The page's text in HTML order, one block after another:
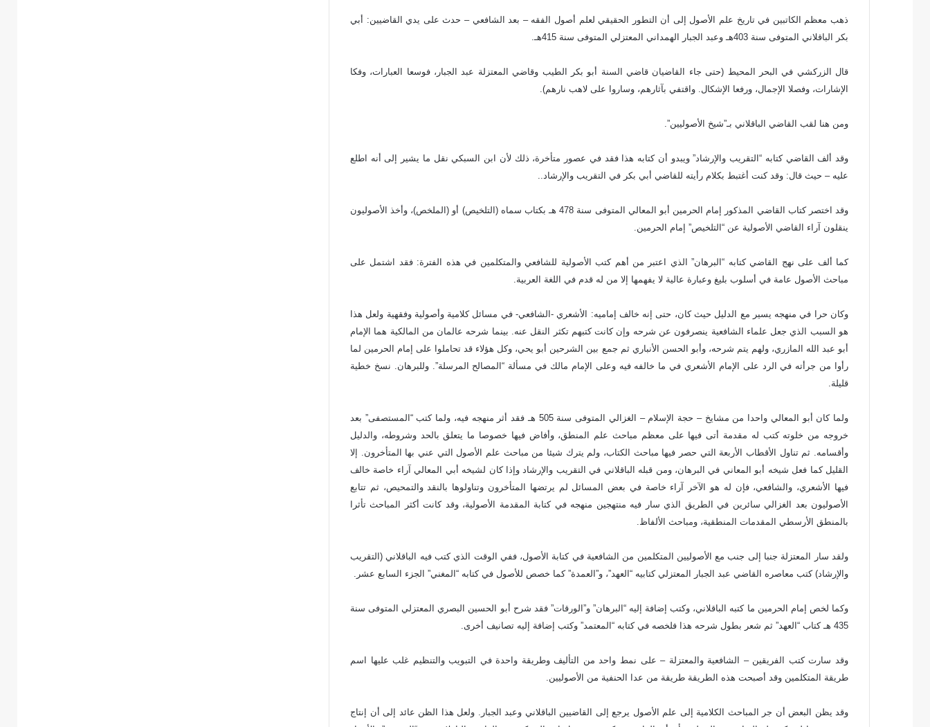
ذهب معظم الكاتبين في تاريخ علم الأصول إلى أن التطور الحقيقي لعلم أصول الفقه – بعد الشافعي – حدث على يدي القاضيين: أبي
بكر الباقلاني المتوفى سنة 403هـ وعبد الجبار الهمداني المعتزلي المتوفى سنة 415هـ.
قال الزركشي في البحر المحيط (حتى جاء القاضيان قاضي السنة أبو بكر الطيب وقاضي المعتزلة عبد الجبار، فوسعا العبارات، وفكا
الإشارات، وفصلا الإجمال، ورفعا الإشكال. واقتفي بآثارهم، وساروا على لاهب نارهم).
ومن هنا لقب القاضي الباقلاني بـ”شيخ الأصوليين”.
وقد ألف القاضي كتابه “التقريب والإرشاد” ويبدو أن كتابه هذا فقد في عصور متأخرة، ذلك لأن ابن السبكي نقل ما يشير إلى أنه اطلع
عليه – حيث قال: وقد كنت أغتبط بكلام رأيته للقاضي أبي بكر في التقريب والإرشاد..
وقد اختصر كتاب القاضي المذكور إمام الحرمين أبو المعالي المتوفى سنة 478 هـ بكتاب سماه (التلخيص) أو (الملخص)، وأخذ الأصوليون
ينقلون آراء القاضي الأصولية عن “التلخيص” إمام الحرمين.
كما ألف على نهج القاضي كتابه “البرهان” الذي اعتبر من أهم كتب الأصولية للشافعي والمتكلمين في هذه الفترة: فقد اشتمل على
مباحث الأصول عامة في أسلوب بليغ وعبارة عالية لا يفهمها إلا من له قدم في اللغة العربية.
وكان حرا في منهجه يسير مع الدليل حيث كان، حتى إنه خالف إماميه: الأشعري -الشافعي- في مسائل كلامية وأصولية وفقهية ولعل هذا
هو السبب الذي جعل علماء الشافعية ينصرفون عن شرحه وإن كانت كتبهم تكثر النقل عنه. بينما شرحه عالمان من المالكية هما الإمام
أبو عبد الله المازري، ولهم يتم شرحه، وأبو الحسن الأنباري ثم جمع بين الشرحين أبو يحي، وكل هؤلاء قد تحاملوا على إمام الحرمين لما
رأوا من جرأته في الرد على الإمام الأشعري في ما خالفه فيه وعلى الإمام مالك في مسألة “المصالح المرسلة”. وللبرهان. نسخ خطية
قليلة.
ولما كان أبو المعالي واحدا من مشايخ – حجة الإسلام – الغزالي المتوفى سنة 505 هـ فقد أثر منهجه فيه، ولما كتب “المستصفى” بعد
خروجه من خلوته كتب له مقدمة أتى فيها على معظم مباحث علم المنطق، وأفاض فيها خصوصا ما يتعلق بالحد وشروطه، والدليل
وأقسامه. ثم تناول الأقطاب الأربعة التي حصر فيها مباحث الكتاب، ولم يترك شيئا من مباحث علم الأصول التي عني بها المتأخرون. إلا
القليل كما فعل شيخه أبو المعاني في البرهان، ومن قبله الباقلاني في التقريب والإرشاد وإذا كان لشيخه أبي المعالي آراء خاصة خالف
فيها الأشعري، والشافعي، فإن له هو الآخر آراء خاصة في بعض المسائل لم يرتضها المتأخرون وتناولوها بالنقد والتمحيص، ثم تتابع
الأصوليون بعد الغزالي سائرين في الطريق الذي سار فيه منتهجين منهجه في كتابة المقدمة الأصولية، وقد كانت أكثر المباحث تأثرا
بالمنطق الأرسطي المقدمات المنطقية، ومباحث الألفاظ.
ولقد سار المعتزلة جنبا إلى جنب مع الأصوليين المتكلمين من الشافعية في كتابة الأصول، ففي الوقت الذي كتب فيه الباقلاني (التقريب
والإرشاد) كتب معاصره القاضي عبد الجبار المعتزلي كتابيه “العهد”، و”العمدة” كما خصص للأصول في كتابه “المغني” الجزء السابع عشر.
وكما لخص إمام الحرمين ما كتبه الباقلاني، وكتب إضافة إليه “البرهان” و”الورقات” فقد شرح أبو الحسين البصري المعتزلي المتوفى سنة
435 هـ كتاب “العهد” ثم شعر بطول شرحه هذا فلخصه في كتابه “المعتمد” وكتب إضافة إليه تصانيف أخرى.
وقد سارت كتب الفريقين – الشافعية والمعتزلة – على نمط واحد من التأليف وطريقة واحدة في التبويب والتنظيم غلب عليها اسم
طريقة المتكلمين وقد أصبحت هذه الطريقة طريقة من عدا الحنفية من الأصوليين.
وقد يظن البعض أن جر المباحث الكلامية إلى علم الأصول يرجع إلى القاضيين الباقلاني وعبد الجبار. ولعل هذا الظن عائد إلى أن إنتاج